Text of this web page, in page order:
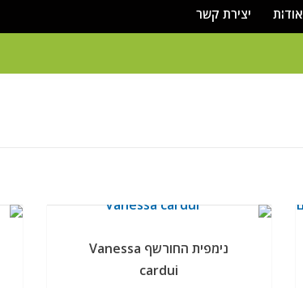
אודות יצירת קשר
נימפית החורשף Vanessa
cardui